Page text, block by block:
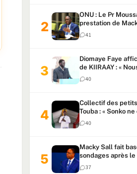
ONU : Le Pr
prestation de
son anglais
41
Diomaye Faye
de KIIRAAY : «
majoritaire »
40
Collectif des
Touba : « Sonko
à Touba », déclare
après les propos
40
Macky Sall fait
sondages après
candidats à l’ONU
37